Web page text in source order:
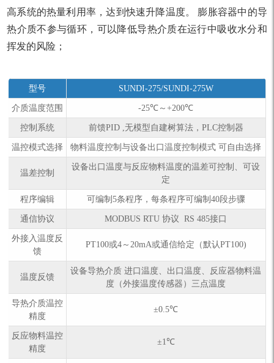
高系统的热量利用率，达到快速升降温度。 膨胀容器中的导
热介质不参与循环，可以降低导热介质在运行中吸收水分和
挥发的风险；
型号 SUNDI-275/SUNDI-275W
介质温度范围 -25℃～+200℃
控制系统 前馈PID ,无模型自建树算法，PLC控制器
温控模式选择 物料温度控制与设备出口温度控制模式 可自由选择
温差控制
设备出口温度与反应物料温度的温差可控制、可设
定
程序编辑 可编制5条程序，每条程序可编制40段步骤
通信协议 MODBUS RTU 协议 RS 485接口
外接入温度反
馈
PT100或4～20mA或通信给定（默认PT100)
温度反馈
设备导热介质 进口温度、出口温度、反应器物料温
度（外接温度传感器）三点温度
导热介质温控
精度
±0.5℃
反应物料温控
精度
±1℃